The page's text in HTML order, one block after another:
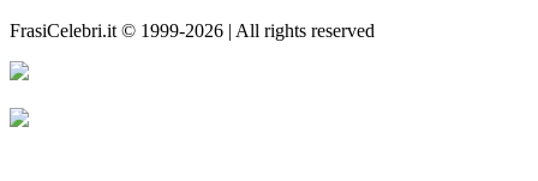
FrasiCelebri.it © 1999-2026 | All rights reserved